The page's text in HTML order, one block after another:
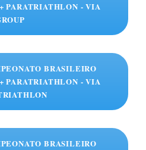
PARATRIATHLON - VIA
BRASILEIRO
PARATRIATHLON - VIA
BRASILEIRO